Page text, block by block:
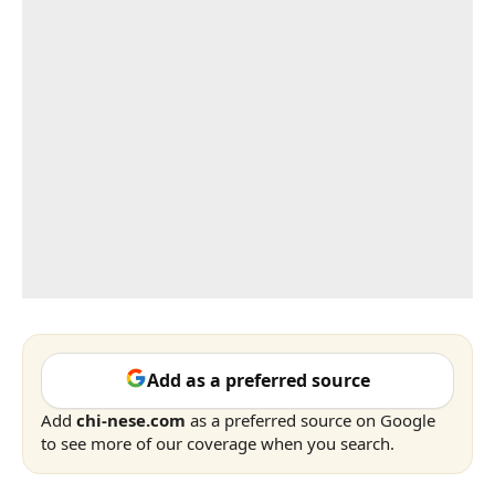
Add as a preferred source
Add chi-nese.com as a preferred source on Google
to see more of our coverage when you search.